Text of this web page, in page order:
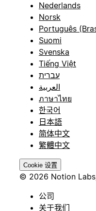
Nederlands
Norsk
Português
Suomi
Svenska
Tiếng Việt
עברית
العربية
ภาษาไทย
한국어
日本語
简体中文
繁體中文
Cookie 设置
© 2026 Notion
公司
关于我们